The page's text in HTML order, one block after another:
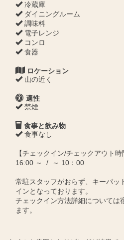
冷蔵庫
ダイニングルーム
調味料
電子レンジ
コンロ
食器
ロケーション
山の近く
適性
禁煙
食事と飲み物
食事なし
【チェックイン/チェックアウト時
16:00 ～ / ～ 10：00
常駐スタッフがおらず、キーパッ
インとなっております。
チェックイン方法詳細については
ます。